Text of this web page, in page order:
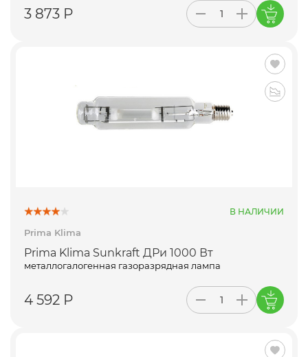
3 873 Р
В НАЛИЧИИ
Prima Klima
Prima Klima Sunkraft ДРи 1000 Вт
металлогалогенная газоразрядная лампа
4 592 Р